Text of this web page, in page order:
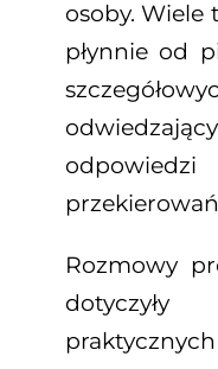
osoby. Wiele
płynnie od
Rozmowy
dotyczyły